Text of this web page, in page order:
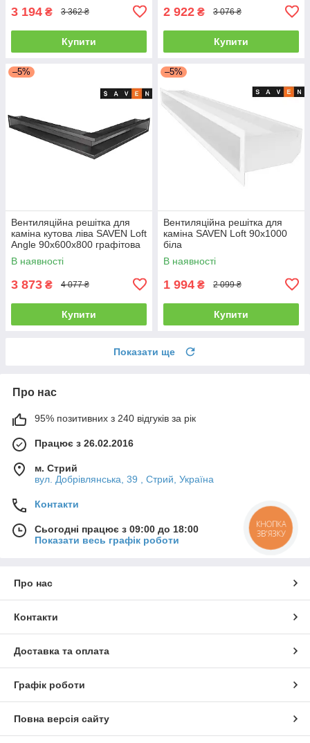
3 194 ₴ 3 362 ₴
Купити
2 922 ₴ 3 076 ₴
Купити
–5%
Вентиляційна решітка для
каміна кутова ліва SAVEN Loft
Angle 90х600х800 графітова
В наявності
3 873 ₴ 4 077 ₴
Купити
–5%
Вентиляційна решітка для
каміна SAVEN Loft 90х1000
біла
В наявності
1 994 ₴ 2 099 ₴
Купити
Показати ще
Про нас
95% позитивних з 240 відгуків за рік
Працює з 26.02.2016
м. Стрий
вул. Добрівлянська, 39 , Стрий, Україна
Контакти
Сьогодні працює з 09:00 до 18:00
Показати весь графік роботи
Про нас
Контакти
Доставка та оплата
Графік роботи
Повна версія сайту
КНОПКА
ЗВ'ЯЗКУ